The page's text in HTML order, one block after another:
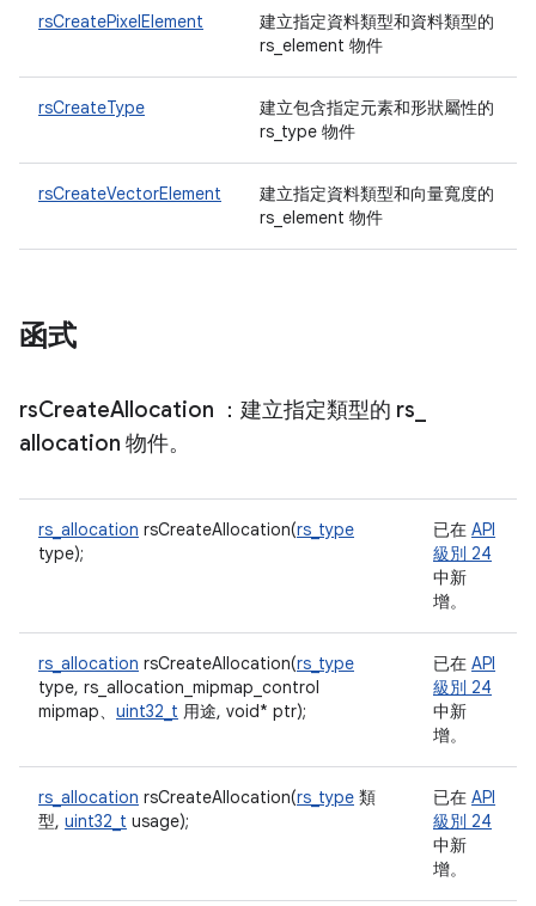
rsCreatePixelElement
建立指定資料類型和資料類型的
rs_element 物件
rsCreateType
建立包含指定元素和形狀屬性的
rs_type 物件
rsCreateVectorElement
建立指定資料類型和向量寬度的
rs_element 物件
函式
rsCreateAllocation ：建立指定類型的 rs
allocation 物件。
rs_allocation rsCreateAllocation(rs_type
type);
已在 API
級別 24
中新
增。
rs_allocation rsCreateAllocation(rs_type
type, rs_allocation_mipmap_control
mipmap、 uint32_t 用途, void* ptr);
已在 API
級別 24
中新
增。
rs_allocation rsCreateAllocation(rs_type 類
型, uint32_t usage);
已在 API
級別 24
中新
增。